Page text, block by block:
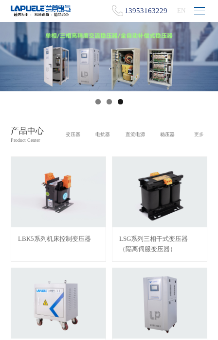
13953163229 EN
产品中心
Product Center
变压器 电抗器 直流电源 稳压器 更多
LBK5系列机床控制变压器
LSG系列三相干式变压器
（隔离伺服变压器）